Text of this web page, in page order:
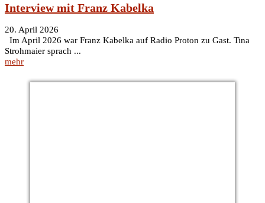
Interview mit Franz Kabelka
20. April 2026
Im April 2026 war Franz Kabelka auf Radio Proton zu Gast. Tina
Strohmaier sprach ...
mehr